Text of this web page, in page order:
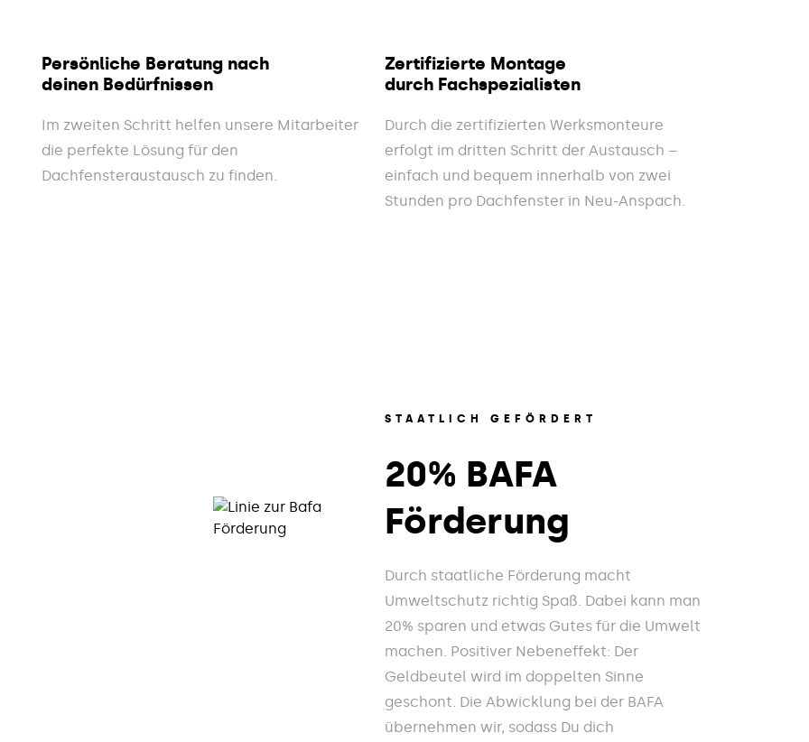
Persönliche Beratung nach
deinen Bedürfnissen
Im zweiten Schritt helfen unsere Mitarbeiter
die perfekte Lösung für den
Dachfensteraustausch zu finden.
Zertifizierte Montage
durch Fachspezialisten
Durch die zertifizierten Werksmonteure
erfolgt im dritten Schritt der Austausch –
einfach und bequem innerhalb von zwei
Stunden pro Dachfenster in Neu-Anspach.
STAATLICH GEFÖRDERT
20% BAFA
Förderung
Durch staatliche Förderung macht
Umweltschutz richtig Spaß. Dabei kann man
20% sparen und etwas Gutes für die Umwelt
machen. Positiver Nebeneffekt: Der
Geldbeutel wird im doppelten Sinne
geschont. Die Abwicklung bei der BAFA
übernehmen wir, sodass Du dich